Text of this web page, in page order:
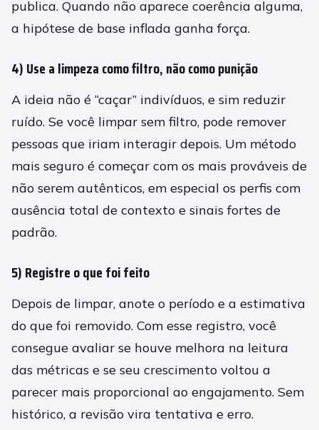
publica. Quando não aparece coerência alguma,
a hipótese de base inflada ganha força.
4) Use a limpeza como filtro, não como punição
A ideia não é “caçar” indivíduos, e sim reduzir
ruído. Se você limpar sem filtro, pode remover
pessoas que iriam interagir depois. Um método
mais seguro é começar com os mais prováveis de
não serem autênticos, em especial os perfis com
ausência total de contexto e sinais fortes de
padrão.
5) Registre o que foi feito
Depois de limpar, anote o período e a estimativa
do que foi removido. Com esse registro, você
consegue avaliar se houve melhora na leitura
das métricas e se seu crescimento voltou a
parecer mais proporcional ao engajamento. Sem
histórico, a revisão vira tentativa e erro.